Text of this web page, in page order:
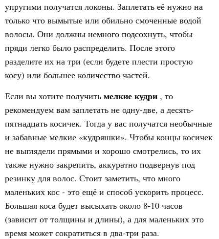
упругими получатся локоны. Заплетать её нужно на
только что вымытые или обильно смоченные водой
волосы. Они должны немного подсохнуть, чтобы
пряди легко было распределить. После этого
разделите их на три (если будете плести простую
косу) или большее количество частей.
Если вы хотите получить мелкие кудри , то
рекомендуем вам заплетать не одну-две, а десять-
пятнадцать косичек. Тогда у вас получатся необычные
и забавные мелкие «кудряшки». Чтобы концы косичек
не выглядели прямыми и хорошо смотрелись, то их
также нужно закрепить, аккуратно подвернув под
резинку для волос. Стоит заметить, что много
маленьких кос - это ещё и способ ускорить процесс.
Большая коса будет высыхать около 8-10 часов
(зависит от толщины и длины), а для маленьких это
время может сократиться в два-три раза.